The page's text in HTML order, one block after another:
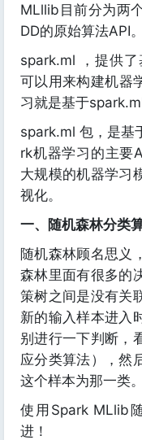
MLllib目前分为两
DD的原始算法API。
spark.ml ，提供了
可以用来构建机器
习就是基于spark.ml
spark.ml 包，是基
rk机器学习的主要
大规模的机器学习
视化。
一、随机森林分类
随机森林顾名思义
森林里面有很多的
策树之间是没有关
新的输入样本进入
别进行一下判断，
应分类算法），然
这个样本为那一类。
使用Spark MLlib
进！